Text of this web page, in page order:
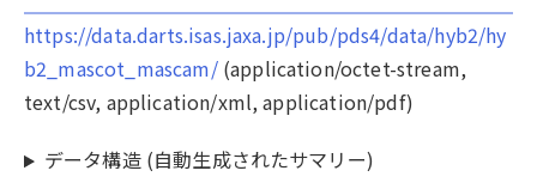
https://data.darts.isas.jaxa.jp/pub/pds4/data/hyb2/hy
b2_mascot_mascam/(application/octet-stream,
text/csv, application/xml, application/pdf)
データ構造 (自動生成されたサマリー)